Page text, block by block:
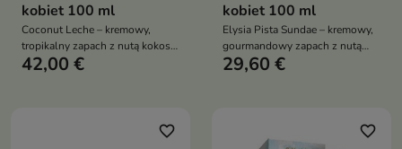
kobiet 100 ml
Coconut Leche – kremowy,
tropikalny zapach z nutą kokosa,
otulony kwiatowym sercem i
42,00 €
kobiet 100 ml
Elysia Pista Sundae – kremowy,
gourmandowy zapach z nutą
pistacji, lodów i wanilii, który
29,60 €
favorite_border favorite_border